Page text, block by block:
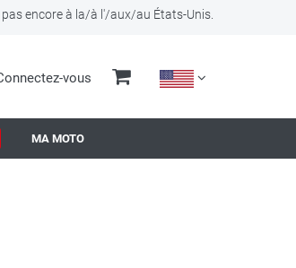
encore à la/à l'/aux/au États-Unis.
vous
MA MOTO